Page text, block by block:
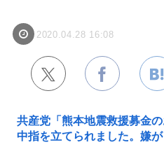
2020.04.28 16:08
共産党「熊本地震救援募金
中指を立てられました。嫌が